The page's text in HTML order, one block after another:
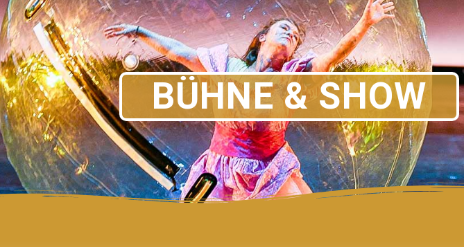
BÜHNE & SHOW